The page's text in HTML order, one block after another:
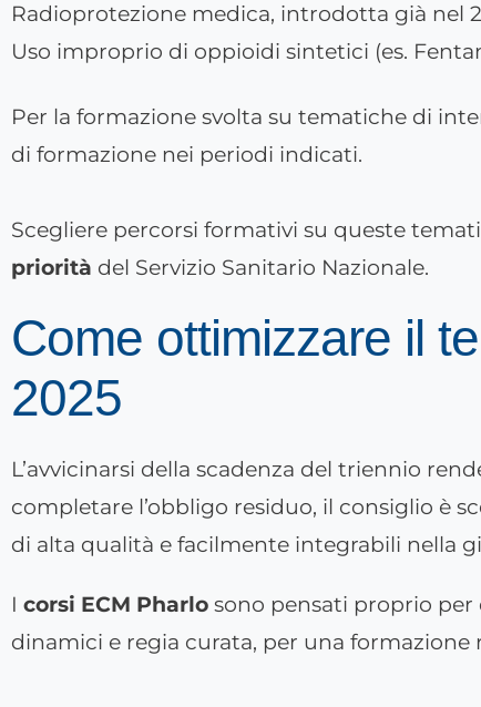
Radioprotezione medica, introdotta già nel
Uso improprio di oppioidi sintetici (es.
Per la formazione svolta su tematiche di
di formazione nei periodi indicati.
Scegliere percorsi formativi su queste
priorità del Servizio Sanitario Nazionale.
Come ottimizzare il
2025
L’avvicinarsi della scadenza del triennio
completare l’obbligo residuo, il consiglio è
di alta qualità e facilmente integrabili nella
I corsi ECM Pharlo sono pensati proprio
dinamici e regia curata, per una